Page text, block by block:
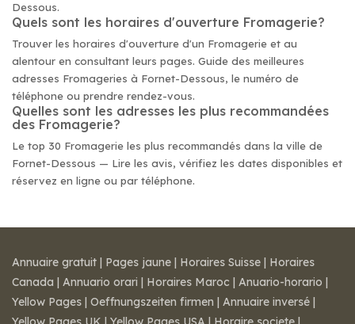
Dessous.
Quels sont les horaires d'ouverture Fromagerie?
Trouver les horaires d'ouverture d'un Fromagerie et au
alentour en consultant leurs pages. Guide des meilleures
adresses Fromageries à Fornet-Dessous, le numéro de
téléphone ou prendre rendez-vous.
Quelles sont les adresses les plus recommandées
des Fromagerie?
Le top 30 Fromagerie les plus recommandés dans la ville de
Fornet-Dessous — Lire les avis, vérifiez les dates disponibles et
réservez en ligne ou par téléphone.
Annuaire gratuit | Pages jaune | Horaires Suisse | Horaires
Canada | Annuario orari | Horaires Maroc | Anuario-horario |
Yellow Pages | Oeffnungszeiten firmen | Annuaire inversé |